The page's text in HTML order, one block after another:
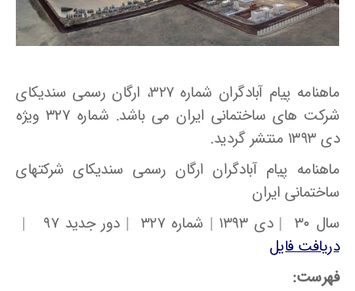
ماهنامه پیام آبادگران شماره ۳۲۷، ارگان رسمی سندیکای
شرکت های ساختمانی ایران می باشد. شماره ۳۲۷ ویژه
دی ۱۳۹۳ منتشر گردید.
ماهنامه پیام آبادگران ارگان رسمی سندیکای شرکتهای
ساختمانی ایران
سال ۳۰ | دی ۱۳۹۳ | شماره ۳۲۷ | دور جدید ۹۷ |
دریافت فایل
فهرست: